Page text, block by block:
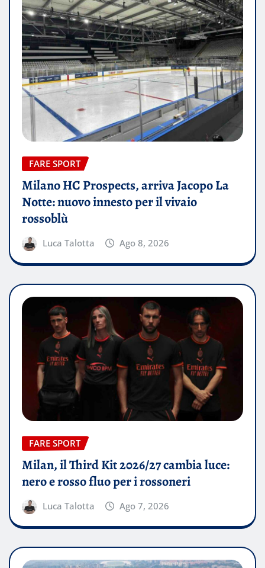
FARE SPORT
Milano HC Prospects, arriva Jacopo La
Notte: nuovo innesto per il vivaio
rossoblù
Luca Talotta Ago 8, 2026
FARE SPORT
Milan, il Third Kit 2026/27 cambia luce:
nero e rosso fluo per i rossoneri
Luca Talotta Ago 7, 2026